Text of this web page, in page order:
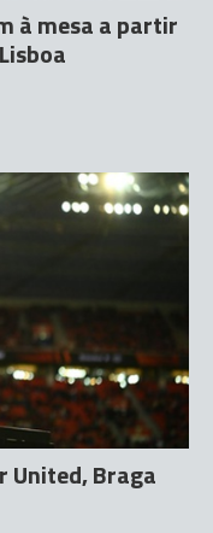
à mesa a partir
United, Braga